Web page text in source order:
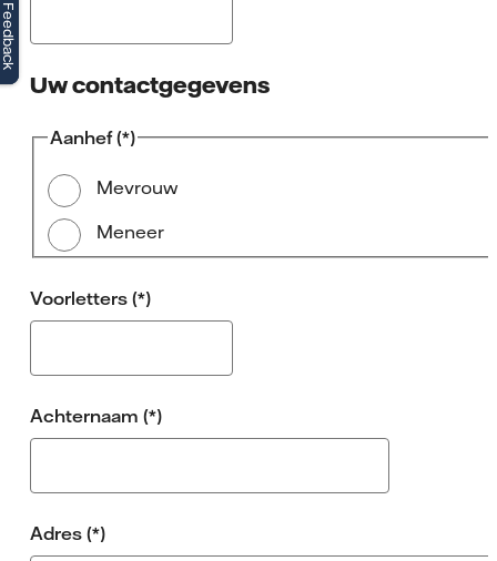
Uw contactgegevens
Aanhef
Mevrouw
Meneer
Voorletters
Achternaam
Adres
Feedback
Feedback